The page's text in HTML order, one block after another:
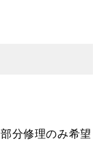
部分修理のみ希望